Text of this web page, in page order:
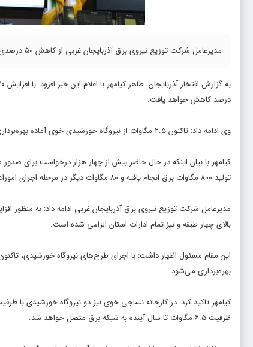
مدیرعامل شرکت توزیع نیروی برق آذربایجان غربی از کاهش ۵۰ درصدی خاموشی‌های استان تا تابستان آینده خبر داد.
درصد کاهش خواهد یافت.
وی ادامه داد: تاکنون ۲.۵ مگاوات از نیروگاه خورشیدی خوی آماده بهره‌برداری است و با تکمیل فازهای بعدی، ۱۰ مگاوات جدید تا پیک مصرف سال آینده وارد مدار می‌شود.
کیامهر با بیان اینکه در حال حاضر بیش از چهار هزار درخواست برای
تولید ۸۰۰ مگاوات برق انجام یافته و ۸۰ مگاوات دیگر در مرحله اجرای امورات اداری و فنی قرار دارد.
مدیرعامل شرکت توزیع نیروی برق آذربایجان غربی ادامه داد: به
بالای چهار طبقه و نیز تمام ادارات استان الزامی شده است.
بهره‌برداری می‌شود.
ظرفیت ۶.۵ مگاوات تا سال آینده به شبکه برق متصل خواهد شد.